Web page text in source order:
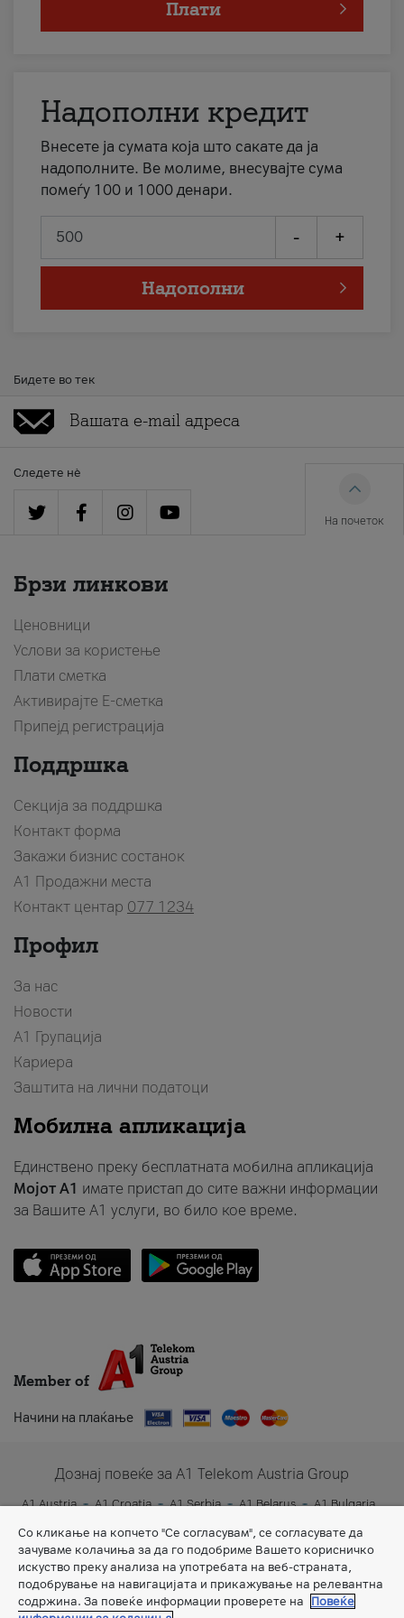
Плати
Надополни кредит
Внесете ја сумата која што сакате да ја
надополните. Ве молиме, внесувајте сума
помеѓу 100 и 1000 денари.
- +
Надополни
Бидете во тек
Следете нè
На почеток
Брзи линкови
Ценовници
Услови за користење
Плати сметка
Активирајте Е-сметка
Припејд регистрација
Поддршка
Секција за поддршка
Контакт форма
Закажи бизнис состанок
A1 Продажни места
Контакт центар 077 1234
Профил
За нас
Новости
А1 Групација
Кариера
Заштита на лични податоци
Мобилна апликација
Единствено преку бесплатната мобилна апликација
Мојот A1 имате пристап до сите важни информации
за Вашите A1 услуги, во било кое време.
Member of
Начини на плаќање
Дознај повеќе за A1 Telekom Austria Group
A1 Austria A1 Croatia A1 Serbia A1 Belarus
A1 Bulgaria
Со кликање на копчето "Се согласувам", се согласувате да
зачуваме колачиња за да го подобриме Вашето корисничко
искуство преку анализа на употребата на веб-страната,
подобрување на навигацијата и прикажување на релевантна
содржина. За повеќе информации проверете на
Повеќе